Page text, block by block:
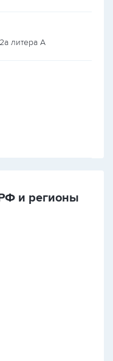
литера А
и регионы